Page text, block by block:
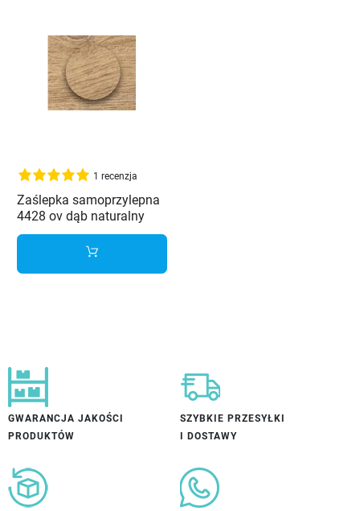
1 recenzja
Zaślepka samoprzylepna
4428 ov dąb naturalny
GWARANCJA JAKOŚCI
PRODUKTÓW
SZYBKIE PRZESYŁKI
I DOSTAWY